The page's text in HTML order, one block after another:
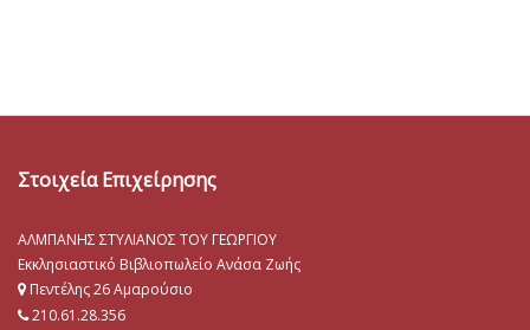
Στοιχεία Επιχείρησης
ΑΛΜΠΑΝΗΣ ΣΤΥΛΙΑΝΟΣ ΤΟΥ ΓΕΩΡΓΙΟΥ
Εκκλησιαστικό Βιβλιοπωλείο Ανάσα Ζωής
Πεντέλης 26 Αμαρούσιο
210.61.28.356